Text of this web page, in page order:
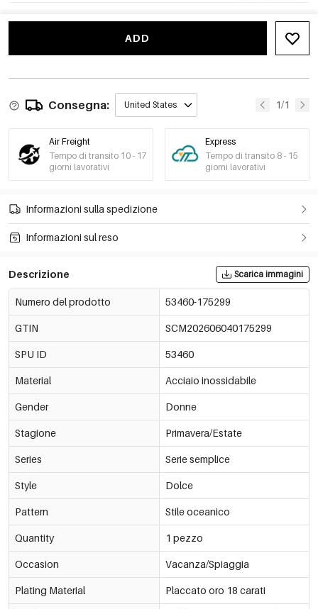
ADD
Consegna: United States 1/1
Air Freight
Tempo di transito 10 - 17
giorni lavorativi
Express
Tempo di transito 8 - 15
giorni lavorativi
Informazioni sulla spedizione
Informazioni sul reso
Descrizione Scarica immagini
Numero del prodotto 53460-175299
GTIN SCM202606040175299
SPU ID 53460
Material Acciaio inossidabile
Gender Donne
Stagione Primavera/Estate
Series Serie semplice
Style Dolce
Pattern Stile oceanico
Quantity 1 pezzo
Occasion Vacanza/Spiaggia
Plating Material Placcato oro 18 carati